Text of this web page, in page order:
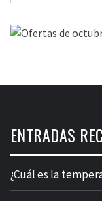
ENTRADAS
¿Cuál es la